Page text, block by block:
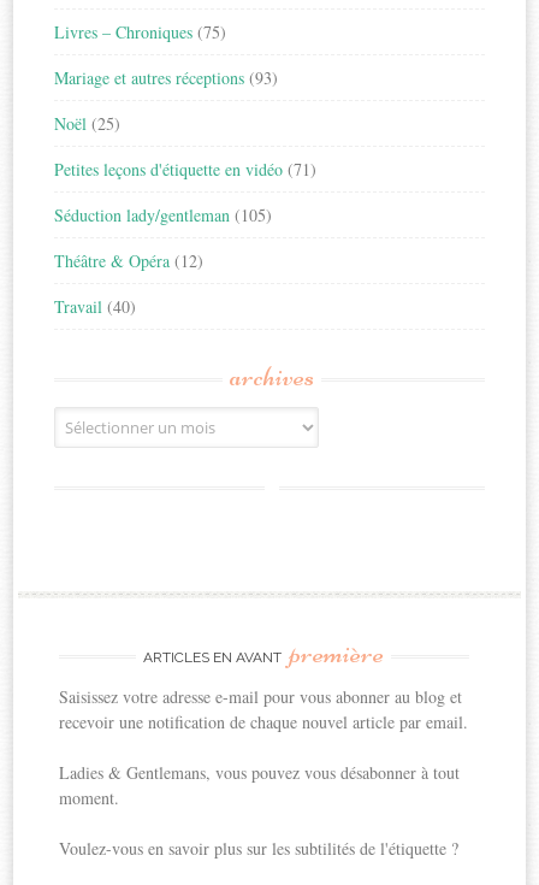
Livres – Chroniques (75)
Mariage et autres réceptions (93)
Noël (25)
Petites leçons d'étiquette en vidéo (71)
Séduction lady/gentleman (105)
Théâtre & Opéra (12)
Travail (40)
archives
Archives
ARTICLES EN AVANT première
Saisissez votre adresse e-mail pour vous abonner au blog et
recevoir une notification de chaque nouvel article par email.
Ladies & Gentlemans, vous pouvez vous désabonner à tout
moment.
Voulez-vous en savoir plus sur les subtilités de l'étiquette ?